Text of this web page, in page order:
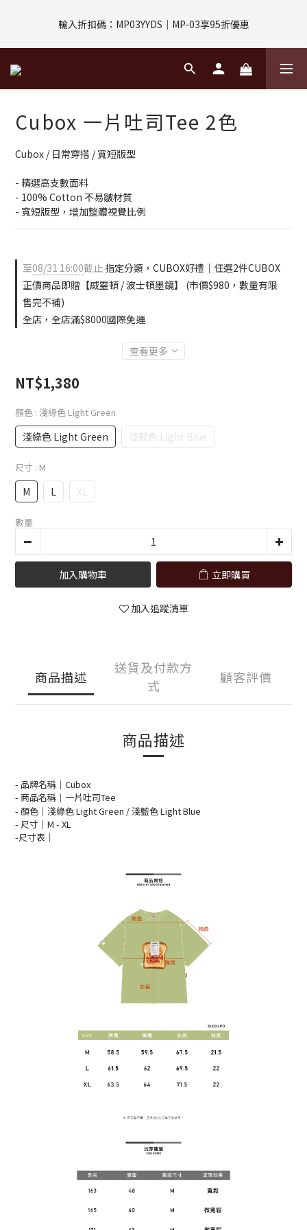
金
輸入折扣碼：MP03YYDS｜MP-03享95折優惠
指定付款方式｜即享2%回饋(信用卡、APPLE PAY、LINE PAY)
評價回饋｜訂單完成後7天內填寫5字以上評價，即可獲得$30購物
金
Cubox 一片吐司Tee 2色
Cubox / 日常穿搭 / 寬短版型
- 精選高支數面料
- 100% Cotton 不易皺材質
- 寬短版型，增加整體視覺比例
至08/31 16:00截止 指定分類，CUBOX好禮｜任選2件CUBOX
正價商品即贈【威靈頓 / 波士頓墨鏡】 (市價$980，數量有限
售完不補)
全店，全店滿$8000國際免運
查看更多
NT$1,380
顏色 : 淺綠色 Light Green
淺綠色 Light Green 淺藍色 Light Blue
尺寸 : M
M L XL
數量
加入購物車 立即購買
加入追蹤清單
商品描述
送貨及付款方
式
顧客評價
商品描述
- 品牌名稱｜Cubox
- 商品名稱｜一片吐司Tee
- 顏色｜ 淺綠色 Light Green / 淺藍色 Light Blue
- 尺寸｜M - XL
-尺寸表 ｜